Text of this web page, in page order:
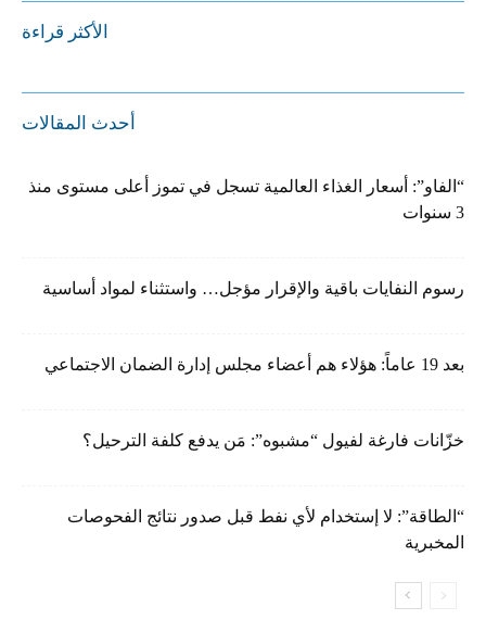
الأكثر قراءة
أحدث المقالات
“الفاو”: أسعار الغذاء العالمية تسجل في تموز أعلى مستوى منذ
3 سنوات
رسوم النفايات باقية والإقرار مؤجل… واستثناء لمواد أساسية
بعد 19 عاماً: هؤلاء هم أعضاء مجلس إدارة الضمان الاجتماعي
خزّانات فارغة لفيول “مشبوه”: مَن يدفع كلفة الترحيل؟
“الطاقة”: لا إستخدام لأي نفط قبل صدور نتائج الفحوصات
المخبرية